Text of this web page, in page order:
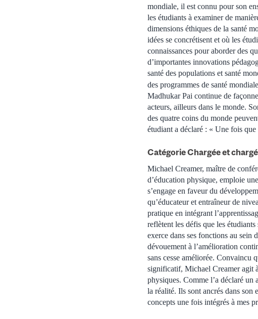
mondiale, il est connu pour son
les étudiants à examiner de
dimensions éthiques de la santé
idées se concrétisent et où les
connaissances pour aborder des
d’importantes innovations
santé des populations et santé
des programmes de santé
Madhukar Pai continue de
acteurs, ailleurs dans le monde.
des quatre coins du monde
étudiant a déclaré : « Une fois
Catégorie Chargée et
Michael Creamer, maître de
d’éducation physique, emploie
s’engage en faveur du
qu’éducateur et entraîneur de
pratique en intégrant
reflètent les défis que les
exerce dans ses fonctions au sein
dévouement à l’amélioration
sans cesse améliorée. Convaincu
significatif, Michael Creamer agit
physiques. Comme l’a déclaré un
la réalité. Ils sont ancrés dans
concepts une fois intégrés à mes